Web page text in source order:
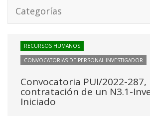
Categorías
RECURSOS HUMANOS
CONVOCATORIAS DE PERSONAL INVESTIGADOR
Convocatoria PUI/2022-287,
contratación de un N3.1-
Iniciado